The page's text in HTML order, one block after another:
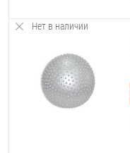
Нет в наличии